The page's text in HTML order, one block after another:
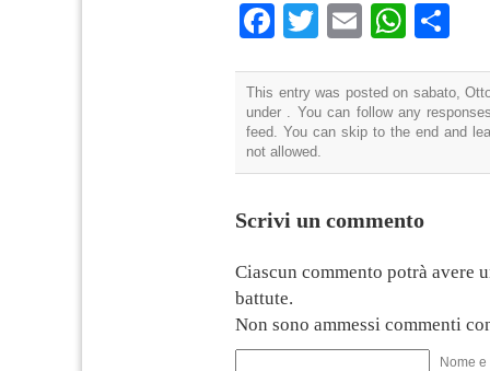
Facebook
TwitterEmail
This entry was posted on sabato,
under . You can follow any
feed. You can skip to the end and
not allowed.
Scrivi un commento
Ciascun commento potrà avere
battute.
Non sono ammessi commenti
Nome